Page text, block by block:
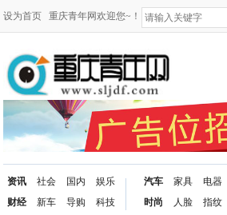
设为首页 重庆青年网欢迎您~！
资讯
财经
社会
新车
国内
导购
娱乐
科技
汽车
时尚
家具
人脸
电器
指纹